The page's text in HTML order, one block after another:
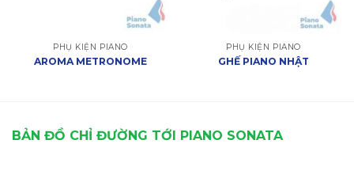
PHỤ KIỆN PIANO
AROMA METRONOME
PHỤ KIỆN PIANO
GHẾ PIANO NHẬT
BẢN ĐỒ CHỈ ĐƯỜNG TỚI PIANO SONATA